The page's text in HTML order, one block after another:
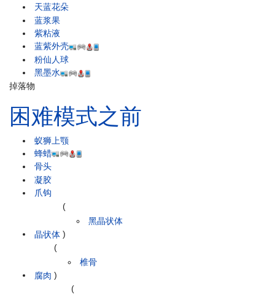
天蓝花朵
蓝浆果
紫粘液
蓝紫外壳
粉仙人球
黑墨水
掉落物
困难模式之前
蚁狮上颚
蜂蜡
骨头
凝胶
爪钩
晶状体
(
黑晶状体
)
腐肉
(
椎骨
)
(